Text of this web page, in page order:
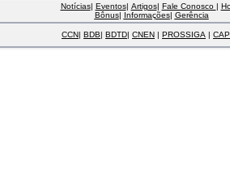
Notícias| Eventos| Artigos| Fale Conosco |
Bônus| Informações| Gerência
CCN| BDB| BDTD| CNEN | PROSSIGA |